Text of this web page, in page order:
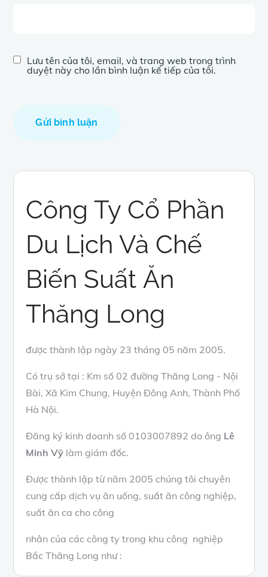
Lưu tên của tôi, email, và trang web trong trình
duyệt này cho lần bình luận kế tiếp của tôi.
Công Ty Cổ Phần
Du Lịch Và Chế
Biến Suất Ăn
Thăng Long
được thành lập ngày 23 tháng 05 năm 2005.
Có trụ sở tại : Km số 02 đường Thăng Long - Nội
Bài, Xã Kim Chung, Huyện Đông Anh, Thành Phố
Hà Nội.
Đăng ký kinh doanh số 0103007892 do ông Lê
Minh Vỹ làm giám đốc.
Được thành lập từ năm 2005 chúng tôi chuyên
cung cấp dịch vụ ăn uống, suất ăn công nghiệp,
suất ăn ca cho công
nhân của các công ty trong khu công nghiệp
Bắc Thăng Long như :